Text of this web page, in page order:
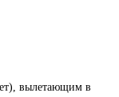
вылетающим в